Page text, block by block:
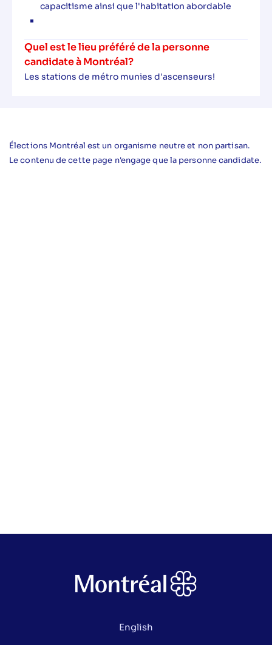
capacitisme ainsi que l'habitation abordable
Quel est le lieu préféré de la personne
candidate à Montréal?
Les stations de métro munies d'ascenseurs!
Élections Montréal est un organisme neutre et non partisan.
Le contenu de cette page n'engage que la personne candidate.
English